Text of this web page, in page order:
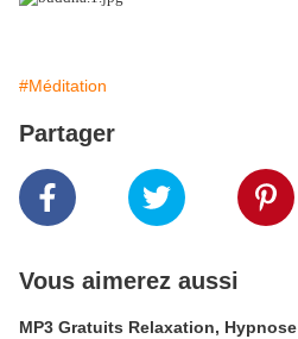
#Méditation
Partager
Vous aimerez aussi
MP3 Gratuits Relaxation, Hypnose